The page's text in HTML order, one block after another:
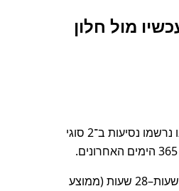
מול חלון
במסלול מונציה לפוזיטנו נרשמו נסיעות ב־2 סוגי
טווחי משך כוללים: 1.3 שעות–28 שעות (ממוצע